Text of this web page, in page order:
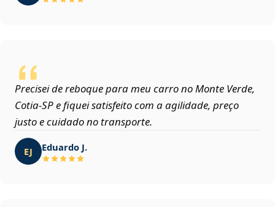
Precisei de reboque para meu carro no Monte Verde,
Cotia‑SP e fiquei satisfeito com a agilidade, preço
justo e cuidado no transporte.
EJ Eduardo J.